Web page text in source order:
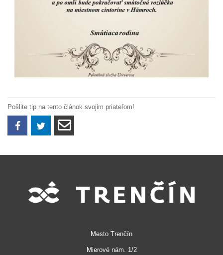
Pošlite tip na tento článok svojim priateľom!
Mesto Trenčín
Mierové nám. 1/2